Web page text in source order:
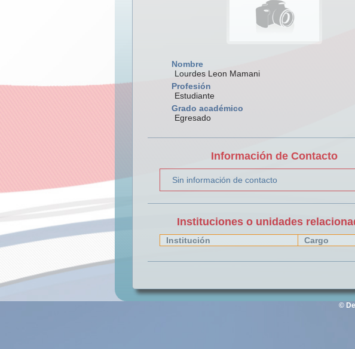
Nombre
Lourdes Leon Mamani
Profesión
Estudiante
Grado académico
Egresado
Información de Contacto
Sin información de contacto
Instituciones o unidades
Institución Cargo
©